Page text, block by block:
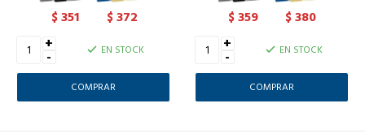
$351 $372
+
- EN STOCK
$359 $380
+
- EN STOCK